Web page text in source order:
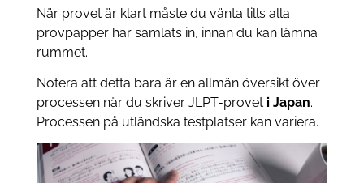
När provet är klart måste du vänta tills alla
provpapper har samlats in, innan du kan lämna
rummet.
Notera att detta bara är en allmän översikt över
processen när du skriver JLPT-provet i Japan.
Processen på utländska testplatser kan variera.